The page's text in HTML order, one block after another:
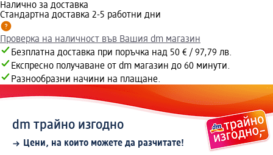
Налично за доставка
Стандартна доставка 2-5 работни дни
Проверка на наличност във Вашия dm магазин
Безплатна доставка при поръчка над 50 € / 97,79 лв.
Експресно получаване от dm магазин до 60 минути.
Разнообразни начини на плащане.
dm трайно изгодно
Цени, на които можете да разчитате!